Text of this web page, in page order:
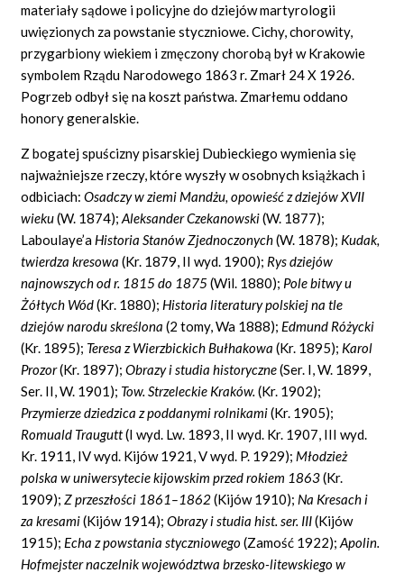
materiały sądowe i policyjne do dziejów martyrologii
uwięzionych za powstanie styczniowe. Cichy, chorowity,
przygarbiony wiekiem i zmęczony chorobą był w Krakowie
symbolem Rządu Narodowego 1863 r. Zmarł 24 X 1926.
Pogrzeb odbył się na koszt państwa. Zmarłemu oddano
honory generalskie.
Z bogatej spuścizny pisarskiej Dubieckiego wymienia się
najważniejsze rzeczy, które wyszły w osobnych książkach i
odbiciach:Osadczy w ziemi Mandżu, opowieść z dziejów XVII
wieku(W. 1874);Aleksander Czekanowski(W. 1877);
Laboulaye’a Historia Stanów Zjednoczonych(W. 1878); Kudak,
twierdza kresowa(Kr. 1879, II wyd. 1900); Rys dziejów
najnowszych od r. 1815 do 1875(Wil. 1880); Pole bitwy u
Żółtych Wód(Kr. 1880); Historia literatury polskiej na tle
dziejów narodu skreślona(2 tomy, Wa 1888); Edmund Różycki
(Kr. 1895); Teresa z Wierzbickich Bułhakowa(Kr. 1895); Karol
Prozor(Kr. 1897);Obrazy i studia historyczne(Ser. I, W. 1899,
Ser. II, W. 1901); Tow.Strzeleckie Kraków.(Kr. 1902);
Przymierze dziedzica z poddanymi rolnikami(Kr. 1905);
Romuald Traugutt(I wyd. Lw. 1893, II wyd. Kr. 1907, III wyd.
Kr. 1911, IV wyd. Kijów 1921, V wyd. P. 1929); Młodzież
polska w uniwersytecie kijowskim przed rokiem 1863(Kr.
1909);Z przeszłości 1861–1862(Kijów 1910); Na Kresach i
za kresami(Kijów 1914);Obrazy i studia hist. ser. III(Kijów
1915); Echa z powstania styczniowego(Zamość 1922);Apolin.
Hofmejster naczelnik województwa brzesko-litewskiego w